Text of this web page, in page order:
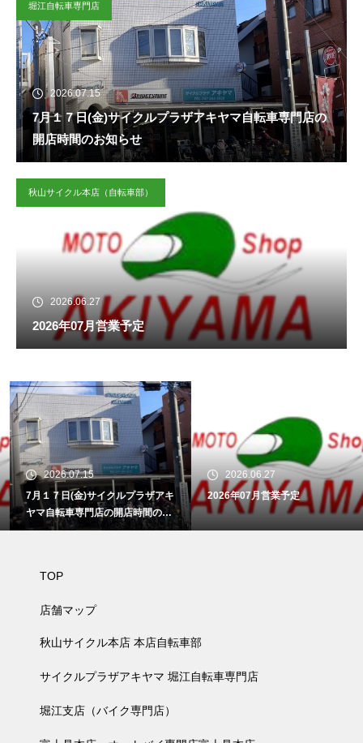
堀江自転車専門店
2026.07.15
7月１７日(金)サイクルプラザアキヤマ自転車専門店の
開店時間のお知らせ
秋山サイクル本店（自転車部）
2026.06.27
2026年07月営業予定
2026.07.15
7月１７日(金)サイクルプラザアキ
ヤマ自転車専門店の開店時間のお
知らせ
2026.06.27
2026年07月営業予定
TOP
店舗マップ
秋山サイクル本店 本店自転車部
サイクルプラザアキヤマ 堀江自転車専門店
堀江支店（バイク専門店）